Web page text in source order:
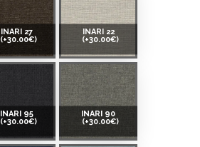
INARI 27
(+30.00€)
INARI 22
(+30.00€)
INARI 95
(+30.00€)
INARI 90
(+30.00€)